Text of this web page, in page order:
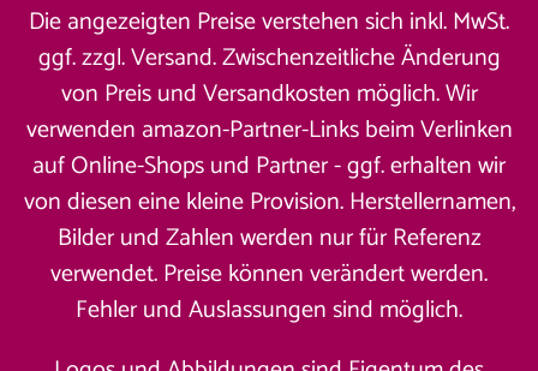
Die angezeigten Preise verstehen sich inkl. MwSt.
ggf. zzgl. Versand. Zwischenzeitliche Änderung
von Preis und Versandkosten möglich. Wir
verwenden amazon-Partner-Links beim Verlinken
auf Online-Shops und Partner - ggf. erhalten wir
von diesen eine kleine Provision. Herstellernamen,
Bilder und Zahlen werden nur für Referenz
verwendet. Preise können verändert werden.
Fehler und Auslassungen sind möglich.